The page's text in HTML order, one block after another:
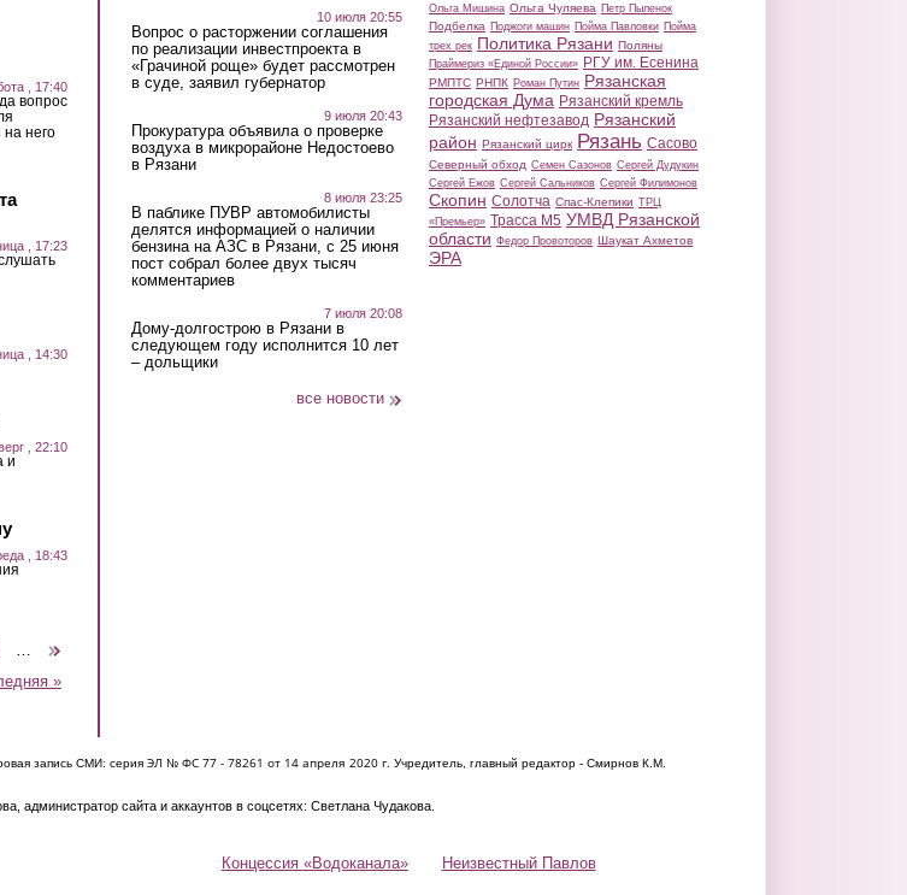
, 17:40
вопрос
него
, 17:23
, 14:30
, 22:10
и
, 18:43
»
10 июля 20:55
Вопрос о расторжении соглашения
по реализации инвестпроекта в
«Грачиной роще» будет рассмотрен
в суде, заявил губернатор
9 июля 20:43
Прокуратура объявила о проверке
воздуха в микрорайоне Недостоево
в Рязани
8 июля 23:25
В паблике ПУВР автомобилисты
делятся информацией о наличии
бензина на АЗС в Рязани, с 25 июня
пост собрал более двух тысяч
комментариев
7 июля 20:08
Дому-долгострою в Рязани в
следующем году исполнится 10 лет
– дольщики
все новости
Ольга Мишина Ольга Чуляева Петр Пыленок
Подбелка Поджоги машин Пойма Павловки Пойма
трех рек Политика Рязани Поляны
Праймериз «Единой России» РГУ им. Есенина
РМПТС РНПК Роман Путин Рязанская
городская Дума Рязанский кремль
Рязанский нефтезавод Рязанский
район Рязанский цирк Рязань Сасово
Северный обход Семен Сазонов Сергей Дудукин
Сергей Ежов Сергей Сальников Сергей Филимонов
Скопин Солотча Спас-Клепики ТРЦ
«Премьер» Трасса М5 УМВД Рязанской
области Федор Провоторов Шаукат Ахметов
ЭРА
запись СМИ: серия ЭЛ № ФС 77 - 78261 от 14 апреля 2020 г. Учредитель, главный редактор - Смирнов К.М.
администратор сайта и аккаунтов в соцсетях: Светлана Чудакова.
Концессия «Водоканала» Неизвестный Павлов